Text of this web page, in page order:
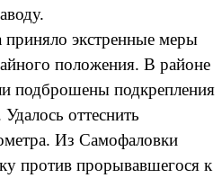
экстренные меры
положения. В районе
подброшены подкрепления
оттеснить
Из Самофаловки
против прорывавшегося к